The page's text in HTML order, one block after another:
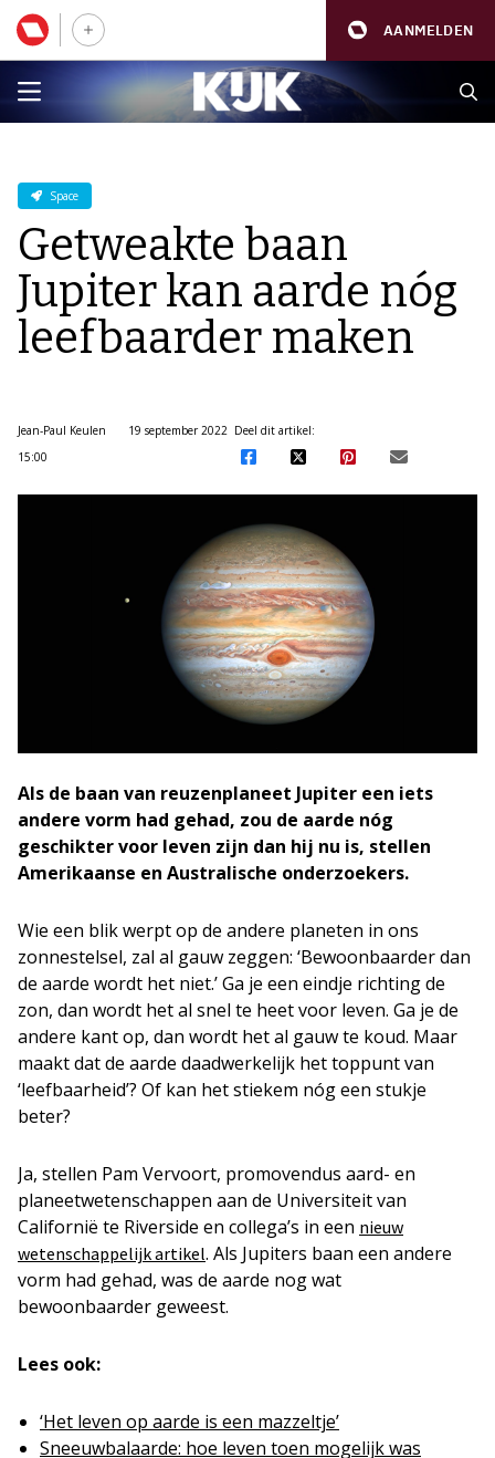
AANMELDEN
Space
Getweakte baan
Jupiter kan aarde nóg
leefbaarder maken
Jean-Paul Keulen
19 september 2022
15:00
Deel dit artikel:
Als de baan van reuzenplaneet Jupiter een iets
andere vorm had gehad, zou de aarde nóg
geschikter voor leven zijn dan hij nu is, stellen
Amerikaanse en Australische onderzoekers.
Wie een blik werpt op de andere planeten in ons
zonnestelsel, zal al gauw zeggen: ‘Bewoonbaarder dan
de aarde wordt het niet.’ Ga je een eindje richting de
zon, dan wordt het al snel te heet voor leven. Ga je de
andere kant op, dan wordt het al gauw te koud. Maar
maakt dat de aarde daadwerkelijk het toppunt van
‘leefbaarheid’? Of kan het stiekem nóg een stukje
beter?
Ja, stellen Pam Vervoort, promovendus aard- en
planeetwetenschappen aan de Universiteit van
Californië te Riverside en collega’s in een nieuw
wetenschappelijk artikel. Als Jupiters baan een andere
vorm had gehad, was de aarde nog wat
bewoonbaarder geweest.
Lees ook:
‘Het leven op aarde is een mazzeltje’
Sneeuwbalaarde: hoe leven toen mogelijk was